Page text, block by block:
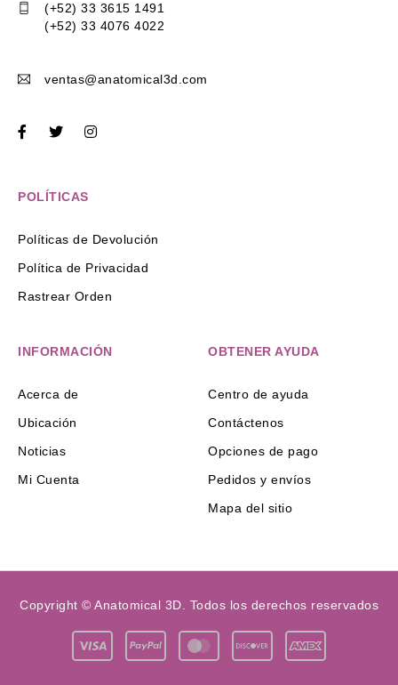
(+52) 33 3615 1491
(+52) 33 4076 4022
ventas@anatomical3d.com
POLÍTICAS
Políticas de Devolución
Política de Privacidad
Rastrear Orden
INFORMACIÓN
Acerca de
Ubicación
Noticias
Mi Cuenta
OBTENER AYUDA
Centro de ayuda
Contáctenos
Opciones de pago
Pedidos y envíos
Mapa del sitio
Copyright © Anatomical 3D. Todos los derechos reservados